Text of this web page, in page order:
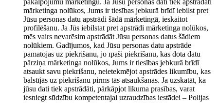
pakalpojumu mārketingu. Ja Jūsu personas dati tiek apstrādāti
mārketinga nolūkos, Jums ir tiesības jebkurā brīdī iebilst pret
Jūsu personas datu apstrādi šādā mārketingā, ieskaitot
profilēšanu. Ja Jūs iebilstat pret apstrādi mārketinga nolūkos,
mēs vairs nevarēsim apstrādāt Jūsu personas datus šādiem
nolūkiem. Gadījumos, kad Jūsu personas datu apstrāde
pamatojas uz piekrišanu, jo īpaši piekrišanu, kas dota datu
pārziņa mārketinga nolūkos, Jums ir tiesības jebkurā brīdī
atsaukt savu piekrišanu, neietekmējot apstrādes likumību, kas
balstījās uz piekrišanu pirms tās atsaukšanas. Ja uzskatāt, ka
jūsu dati tiek apstrādāti, pārkāpjot likuma prasības, varat
iesniegt sūdzību kompetentajai uzraudzības iestādei – Polijas